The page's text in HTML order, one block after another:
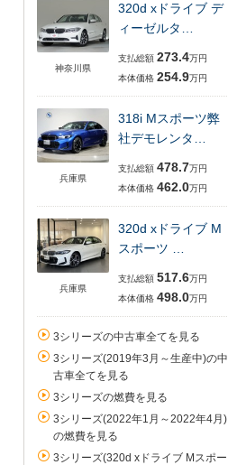
神奈川県
320d xドライブ デ
ィーゼルタ…
支払総額 273.4万円
本体価格 254.9万円
兵庫県
318i Mスポーツ弊
社デモレンタ…
支払総額 478.7万円
本体価格 462.0万円
兵庫県
320d xドライブ M
スポーツ …
支払総額 517.6万円
本体価格 498.0万円
3シリーズの中古車全てを見る
3シリーズ(2019年3月～生産中)の中
古車全てを見る
3シリーズの燃費を見る
3シリーズ(2022年1月～2022年4月)
の燃費を見る
3シリーズ(320d xドライブ Mスポー